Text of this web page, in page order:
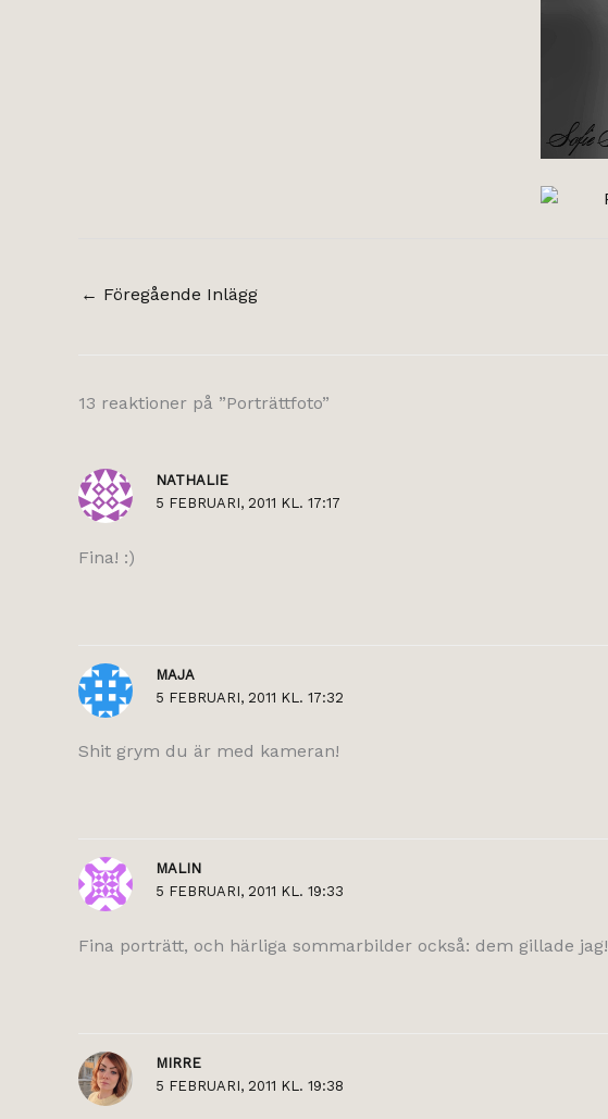
← Föregående Inlägg
13 reaktioner på ”Porträttfoto”
NATHALIE
5 FEBRUARI, 2011 KL. 17:17
Fina! :)
MAJA
5 FEBRUARI, 2011 KL. 17:32
Shit grym du är med kameran!
MALIN
5 FEBRUARI, 2011 KL. 19:33
Fina porträtt, och härliga sommarbilder också: dem gillade jag!
MIRRE
5 FEBRUARI, 2011 KL. 19:38